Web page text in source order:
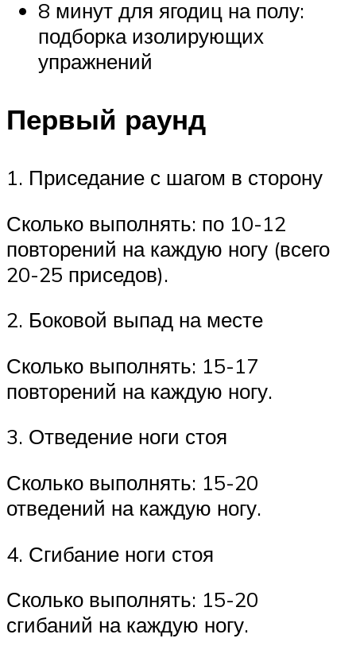
8 минут для ягодиц на полу:
подборка изолирующих
упражнений
Первый раунд
1. Приседание с шагом в сторону
Сколько выполнять: по 10-12
повторений на каждую ногу (всего
20-25 приседов).
2. Боковой выпад на месте
Сколько выполнять: 15-17
повторений на каждую ногу.
3. Отведение ноги стоя
Сколько выполнять: 15-20
отведений на каждую ногу.
4. Сгибание ноги стоя
Сколько выполнять: 15-20
сгибаний на каждую ногу.